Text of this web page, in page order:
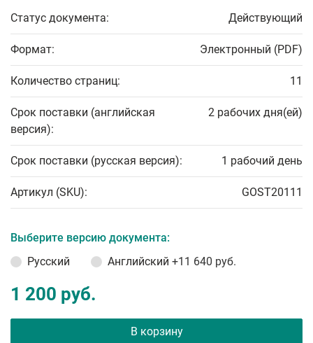
Статус документа: Действующий
Формат: Электронный (PDF)
Количество страниц: 11
Срок поставки (английская
версия):
2 рабочих дня(ей)
Срок поставки (русская версия): 1 рабочий день
Артикул (SKU): GOST20111
Выберите версию документа:
Русский
Английский +11 640 руб.
1 200 руб.
В корзину